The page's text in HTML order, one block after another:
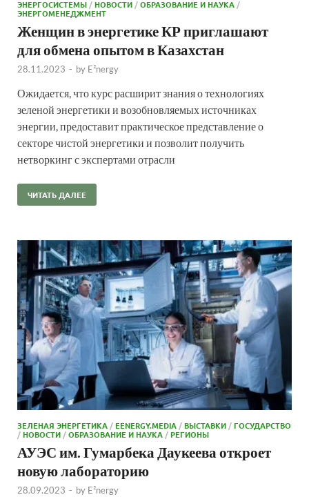
ЭНЕРГОСИСТЕМЫ/НОВОСТИ/ОБРАЗОВАНИЕ И НАУКА/
ЭНЕРГОМЕНЕДЖМЕНТ
Женщин в энергетике КР приглашают
для обмена опытом в Казахстан
28.11.2023 - by E²nergy
Ожидается, что курс расширит знания о технологиях
зеленой энергетики и возобновляемых источниках
энергии, предоставит практическое представление о
секторе чистой энергетики и позволит получить
нетворкинг с экспертами отрасли
ЧИТАТЬ ДАЛЕЕ
ЗЕЛЕНАЯ ЭНЕРГЕТИКА/EENERGY.MEDIA/ВЫСТАВКИ/ГОСУДАРСТВО
/НОВОСТИ/ОБРАЗОВАНИЕ И НАУКА/РЕГИОНЫ
АУЭС им. Гумарбека Даукеева откроет
новую лабораторию
28.09.2023 - by E²nergy